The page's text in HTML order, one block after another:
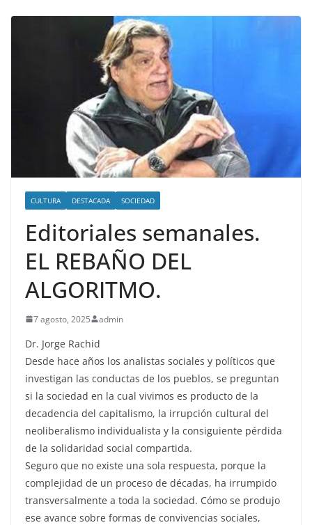
CULTURA DESTACADA SOCIEDAD
Editoriales semanales.
EL REBAÑO DEL
ALGORITMO.
7 agosto, 2025 admin
Dr. Jorge Rachid
Desde hace años los analistas sociales y políticos que
investigan las conductas de los pueblos, se preguntan
si la sociedad en la cual vivimos es producto de la
decadencia del capitalismo, la irrupción cultural del
neoliberalismo individualista y la consiguiente pérdida
de la solidaridad social compartida.
Seguro que no existe una sola respuesta, porque la
complejidad de un proceso de décadas, ha irrumpido
transversalmente a toda la sociedad. Cómo se produjo
ese avance sobre formas de convivencias sociales,